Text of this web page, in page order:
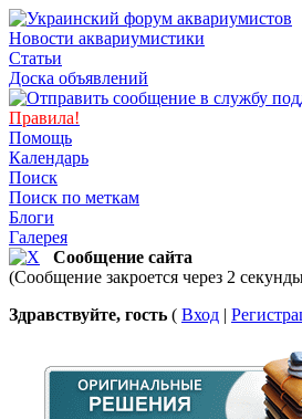
Новости аквариумистики
Статьи
Доска объявлений
Правила!
Помощь
Календарь
Поиск
Поиск по меткам
Блоги
Галерея
Сообщение сайта
(Сообщение закроется через 2
Здравствуйте, гость ( Вход |